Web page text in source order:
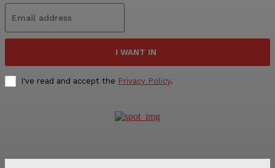
I WANT IN
I've read and accept the Privacy Policy.